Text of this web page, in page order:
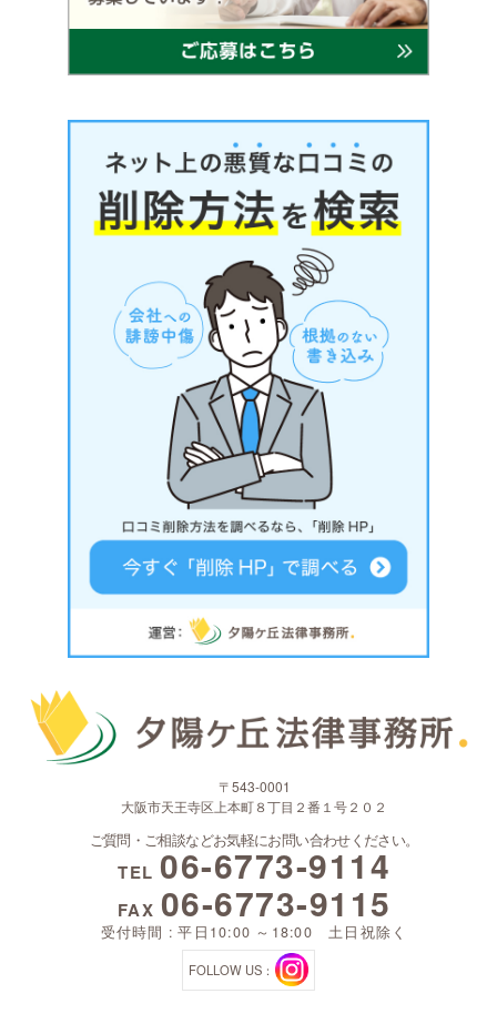
〒543-0001
大阪市天王寺区上本町８丁目２番１号２０２
ご質問・ご相談などお気軽にお問い合わせください。
TEL 06-6773-9114
FAX 06-6773-9115
受付時間 : 平日10:00 ～18:00 土日祝除く
FOLLOW US：